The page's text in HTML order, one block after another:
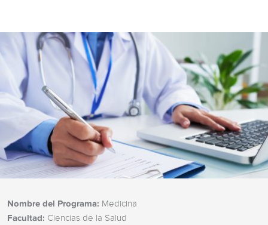
Nombre del Programa: Medicina
Facultad: Ciencias de la Salud